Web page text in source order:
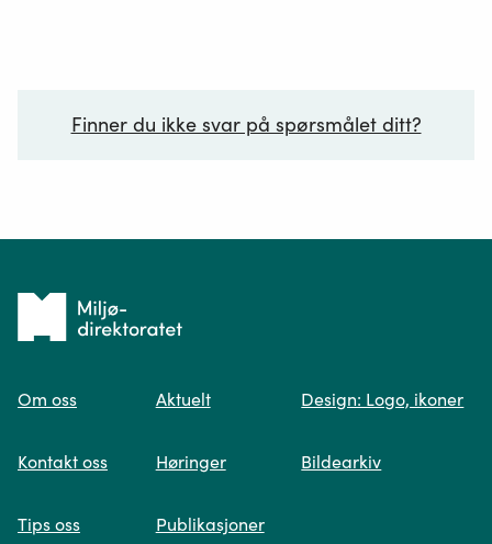
Finner du ikke svar på spørsmålet ditt?
Spør oss
søk og viser deg vår mest relevante
Tilbake
forsiden
Om oss
Kontakt oss
Tips oss
Aktuelt
Høringer
Publikasjoner
Design: Logo, ikoner
Bildearkiv